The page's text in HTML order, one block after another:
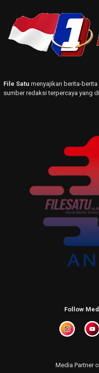
File Satu menyajikan berita-
sumber redaksi terpercaya yang
Follow
Media Partner